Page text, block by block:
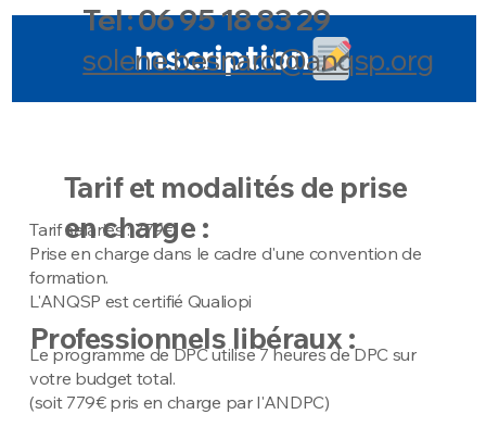
Inscription
Tel :06 95 18 83 29
solene.besnard@anqsp.org
Tarif et modalités de prise
en charge :
Tarif salariés : 779€
Prise en charge dans le cadre d'une convention de
formation.
L'ANQSP est certifié Qualiopi
Professionnels libéraux :
Le programme de DPC utilise 7 heures de DPC sur
votre budget total.
(soit 779€ pris en charge par l'ANDPC)